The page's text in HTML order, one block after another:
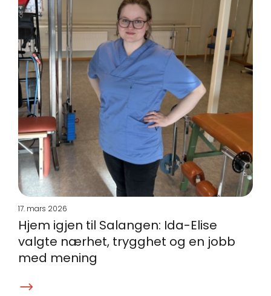
17. mars 2026
Hjem igjen til Salangen: Ida-Elise
valgte nærhet, trygghet og en jobb
med mening